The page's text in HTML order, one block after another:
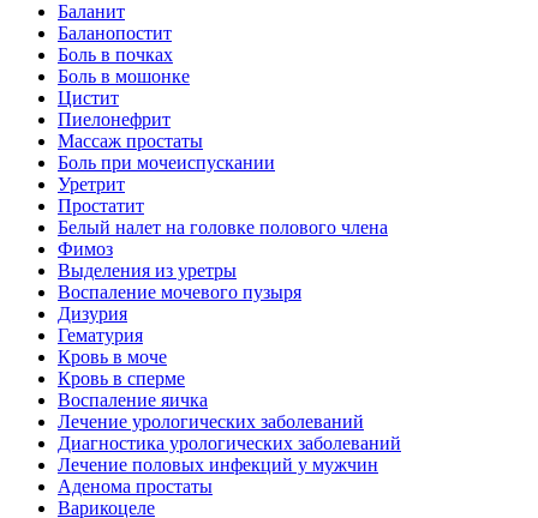
Баланит
Баланопостит
Боль в почках
Боль в мошонке
Цистит
Пиелонефрит
Массаж простаты
Боль при мочеиспускании
Уретрит
Простатит
Белый налет на головке полового члена
Фимоз
Выделения из уретры
Воспаление мочевого пузыря
Дизурия
Гематурия
Кровь в моче
Кровь в сперме
Воспаление яичка
Лечение урологических заболеваний
Диагностика урологических заболеваний
Лечение половых инфекций у мужчин
Аденома простаты
Варикоцеле